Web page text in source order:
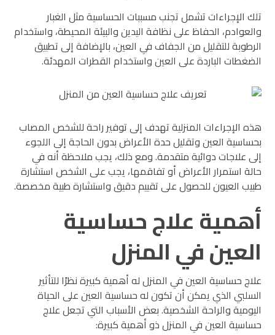
تلك الإجراءات تشمل تجنب مسببات الحساسية مثل الغبار
والعوادم، الحفاظ على نظافة اليدين والبيئة المحيطة، واستخدام
الرطوبة للتقليل من الجفاف في العين، بالإضافة إلى تطبيق
الضغطات الباردة على العين واستخدام القطرات المهدئة.
هذه الإجراءات المنزلية تهدف إلى توفير راحة للشخص المصاب
بحساسية العين وتقليل حدة الأعراض بدون الحاجة إلى اللجوء
إلى علاجات دوائية متقدمة. ومع ذلك، يجب ملاحظة أنه في
حالة استمرار الأعراض أو تفاقمها، يجب على الشخص استشارة
طبيب العيون للحصول على تقييم دقيق واستشارة طبية مخصصة.
أهمية علاج حساسية
العين في المنزل
علاج حساسية العين في المنزل له أهمية كبيرة نظرًا للتأثير
السلبي الذي يمكن أن تكون له حساسية العين على الحياة
اليومية والراحة الشخصية. بعض الأسباب التي تجعل علاج
حساسية العين في المنزل ذو أهمية كبيرة: